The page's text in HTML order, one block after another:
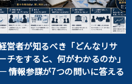
営者が知るべき「どんなリサ
チをすると、何がわかるのか」
情報参謀が7つの問いに答える